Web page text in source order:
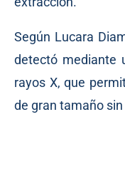
Según Lucara
detectó mediante
rayos X, que
de gran tamaño